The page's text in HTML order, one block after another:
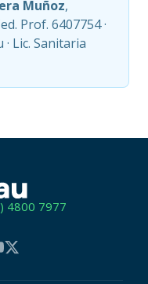
Muñoz,
Prof. 6407754 ·
Lic. Sanitaria
4800 7977